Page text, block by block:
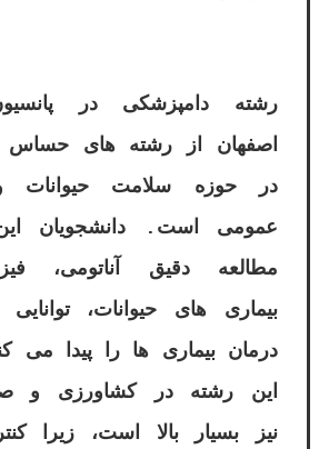
رشته دامپزشکی در
اصفهان از رشته های حساس
در حوزه سلامت حیوانات
عمومی است. دانشجویان
مطالعه دقیق آناتومی،
بیماری های حیوانات،
درمان بیماری ها را پیدا می
این رشته در کشاورزی و
نیز بسیار بالا است، زیرا